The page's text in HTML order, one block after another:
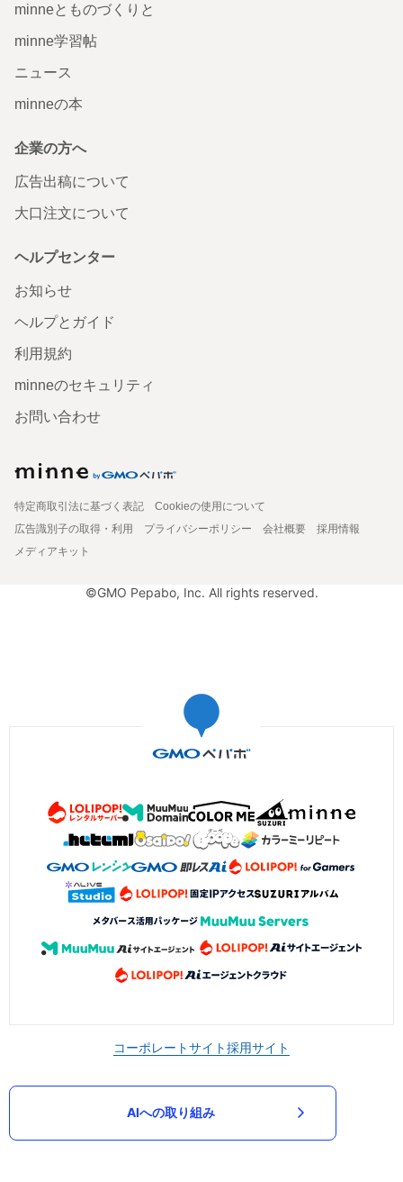
minneとものづくりと
minne学習帖
ニュース
minneの本
企業の方へ
広告出稿について
大口注文について
ヘルプセンター
お知らせ
ヘルプとガイド
利用規約
minneのセキュリティ
お問い合わせ
特定商取引法に基づく表記
Cookieの使用について
広告識別子の取得・利用
プライバシーポリシー 会社概要
採用情報
メディアキット
©GMO Pepabo, Inc. All rights reserved.
コーポレートサイト採用サイト
AIへの取り組み